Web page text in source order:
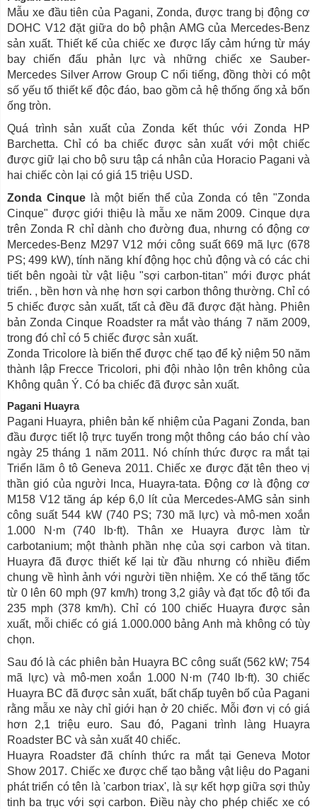
Mẫu xe đầu tiên của Pagani, Zonda, được trang bị động cơ
DOHC V12 đặt giữa do bộ phận AMG của Mercedes-Benz
sản xuất. Thiết kế của chiếc xe được lấy cảm hứng từ máy
bay chiến đấu phản lực và những chiếc xe Sauber-
Mercedes Silver Arrow Group C nổi tiếng, đồng thời có một
số yếu tố thiết kế độc đáo, bao gồm cả hệ thống ống xả bốn
ống tròn.
Quá trình sản xuất của Zonda kết thúc với Zonda HP
Barchetta. Chỉ có ba chiếc được sản xuất với một chiếc
được giữ lại cho bộ sưu tập cá nhân của Horacio Pagani và
hai chiếc còn lại có giá 15 triệu USD.
Zonda Cinquelà một biến thể của Zonda có tên "Zonda
Cinque" được giới thiệu là mẫu xe năm 2009. Cinque dựa
trên Zonda R chỉ dành cho đường đua, nhưng có động cơ
Mercedes-Benz M297 V12 mới công suất 669 mã lực (678
PS; 499 kW), tính năng khí động học chủ động và có các chi
tiết bên ngoài từ vật liệu "sợi carbon-titan" mới được phát
triển. , bền hơn và nhẹ hơn sợi carbon thông thường. Chỉ có
5 chiếc được sản xuất, tất cả đều đã được đặt hàng. Phiên
bản Zonda Cinque Roadster ra mắt vào tháng 7 năm 2009,
trong đó chỉ có 5 chiếc được sản xuất.
Zonda Tricolore là biến thể được chế tạo để kỷ niệm 50 năm
thành lập Frecce Tricolori, phi đội nhào lộn trên không của
Không quân Ý. Có ba chiếc đã được sản xuất.
Pagani Huayra
Pagani Huayra, phiên bản kế nhiệm của Pagani Zonda, ban
đầu được tiết lộ trực tuyến trong một thông cáo báo chí vào
ngày 25 tháng 1 năm 2011. Nó chính thức được ra mắt tại
Triển lãm ô tô Geneva 2011. Chiếc xe được đặt tên theo vị
thần gió của người Inca, Huayra-tata. Động cơ là động cơ
M158 V12 tăng áp kép 6,0 lít của Mercedes-AMG sản sinh
công suất 544 kW (740 PS; 730 mã lực) và mô-men xoắn
1.000 N⋅m (740 lb⋅ft). Thân xe Huayra được làm từ
carbotanium; một thành phần nhẹ của sợi carbon và titan.
Huayra đã được thiết kế lại từ đầu nhưng có nhiều điểm
chung về hình ảnh với người tiền nhiệm. Xe có thể tăng tốc
từ 0 lên 60 mph (97 km/h) trong 3,2 giây và đạt tốc độ tối đa
235 mph (378 km/h). Chỉ có 100 chiếc Huayra được sản
xuất, mỗi chiếc có giá 1.000.000 bảng Anh mà không có tùy
chọn.
Sau đó là các phiên bản Huayra BC công suất (562 kW; 754
mã lực) và mô-men xoắn 1.000 N⋅m (740 lb⋅ft). 30 chiếc
Huayra BC đã được sản xuất, bất chấp tuyên bố của Pagani
rằng mẫu xe này chỉ giới hạn ở 20 chiếc. Mỗi đơn vị có giá
hơn 2,1 triệu euro. Sau đó, Pagani trình làng Huayra
Roadster BC và sản xuất 40 chiếc.
Huayra Roadster đã chính thức ra mắt tại Geneva Motor
Show 2017. Chiếc xe được chế tạo bằng vật liệu do Pagani
phát triển có tên là 'carbon triax', là sự kết hợp giữa sợi thủy
tinh ba trục với sợi carbon. Điều này cho phép chiếc xe có